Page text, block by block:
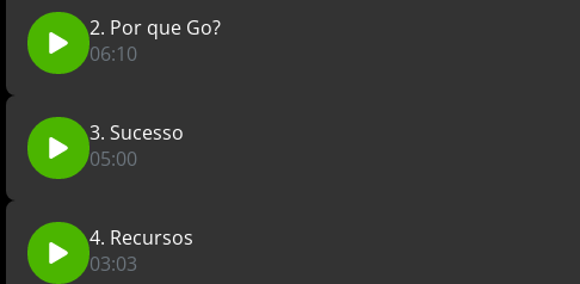
2. Por que Go?
06:10
3. Sucesso
05:00
4. Recursos
03:03